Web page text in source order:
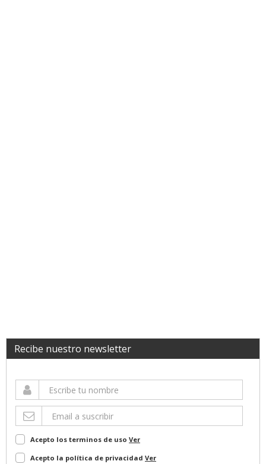
Recibe nuestro newsletter
Acepto los terminos de uso Ver
Acepto la política de privacidad Ver